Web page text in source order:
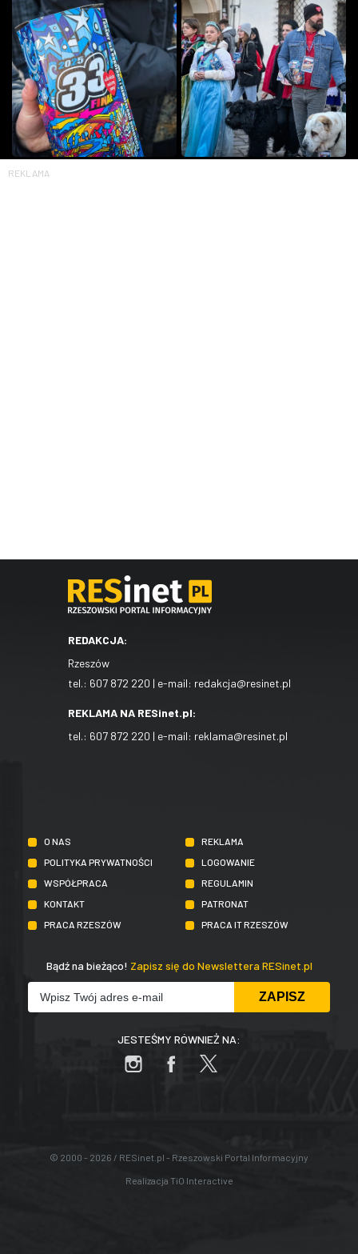
REKLAMA
REDAKCJA:
Rzeszów
tel.: 607 872 220 | e-mail: redakcja@resinet.pl
REKLAMA NA RESinet.pl:
tel.: 607 872 220 | e-mail: reklama@resinet.pl
O NAS
REKLAMA
POLITYKA PRYWATNOŚCI
LOGOWANIE
WSPÓŁPRACA
REGULAMIN
KONTAKT
PATRONAT
PRACA RZESZÓW
PRACA IT RZESZÓW
Bądź na bieżąco! Zapisz się do Newslettera RESinet.pl
JESTEŚMY RÓWNIEŻ NA:
© 2000 - 2026 / RESinet.pl - Rzeszowski Portal Informacyjny
Realizacja TiO Interactive